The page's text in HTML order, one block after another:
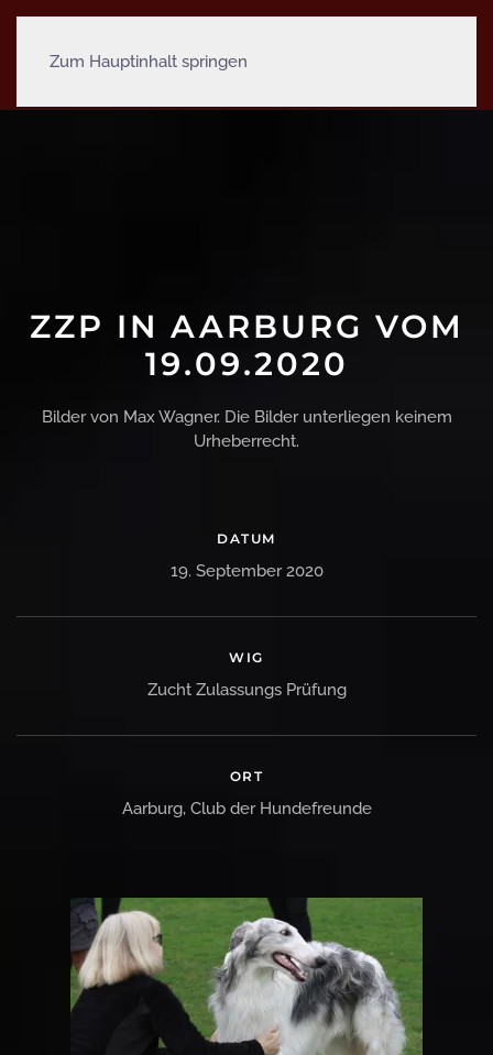
Zum Hauptinhalt springen
ZZP IN AARBURG VOM
19.09.2020
Bilder von Max Wagner. Die Bilder unterliegen keinem
Urheberrecht.
DATUM
19. September 2020
WIG
Zucht Zulassungs Prüfung
ORT
Aarburg, Club der Hundefreunde